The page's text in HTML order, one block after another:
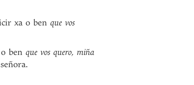
xa o ben que vos
ben que vos quero, miña